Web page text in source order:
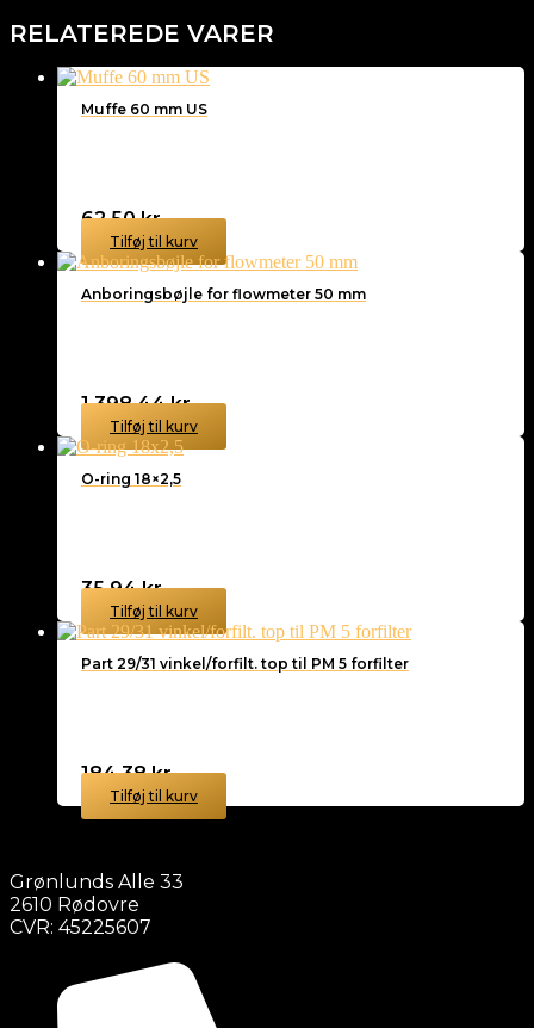
RELATEREDE VARER
Muffe 60 mm US
62,50kr.
Tilføj til kurv
Anboringsbøjle for flowmeter 50 mm
1.398,44kr.
Tilføj til kurv
O-ring 18×2,5
35,94kr.
Tilføj til kurv
Part 29/31 vinkel/forfilt. top til PM 5 forfilter
184,38kr.
Tilføj til kurv
Grønlunds Alle 33
2610 Rødovre
CVR: 45225607